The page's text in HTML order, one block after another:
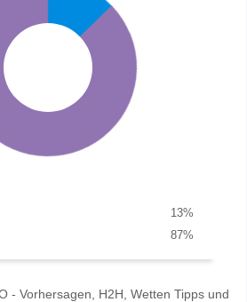
%
13
%
87
- Vorhersagen, H2H, Wetten Tipps und